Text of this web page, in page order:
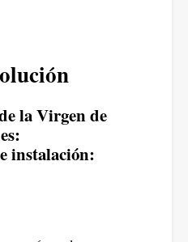
la Virgen de
instalación: